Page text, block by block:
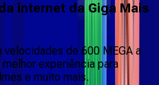
internet da Giga Mais
de 600 MEGA a
experiência para
e muito mais.